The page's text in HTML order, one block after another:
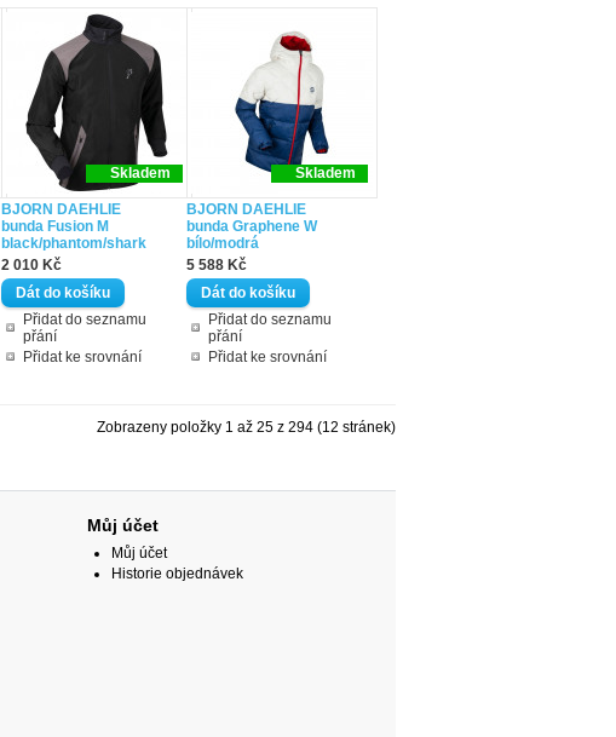
Skladem
BJORN DAEHLIE
bunda Fusion M
black/phantom/shark
2 010 Kč
Přidat do seznamu
přání
Přidat ke srovnání
Skladem
BJORN DAEHLIE
bunda Graphene W
bílo/modrá
5 588 Kč
Přidat do seznamu
přání
Přidat ke srovnání
Zobrazeny položky 1 až 25 z 294 (12 stránek)
Můj účet
Můj účet
Historie objednávek